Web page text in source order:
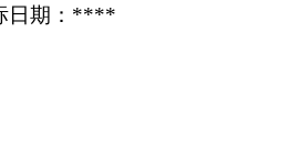
日期：****